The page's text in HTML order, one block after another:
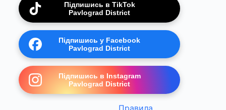
Підпишись в TikTok
Pavlograd District
Підпишись у Facebook
Pavlograd District
Підпишись в Instagram
Pavlograd District
Правила